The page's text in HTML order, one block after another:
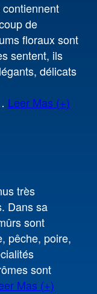
de
floraux sont
sentent, ils
délicats
Leer Mas (+)
très
Dans sa
sont
pêche, poire,
sont
Mas (+)